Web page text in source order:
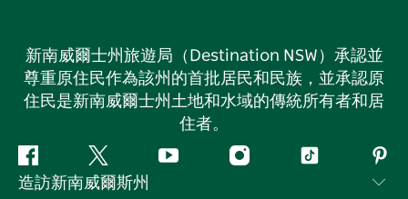
新南威爾士州旅遊局（Destination NSW）承認並
尊重原住民作為該州的首批居民和民族，並承認原
住民是新南威爾士州土地和水域的傳統所有者和居
住者。
Facebook嘰
嘰
Youtube Instagram抖
造訪新南威爾斯州